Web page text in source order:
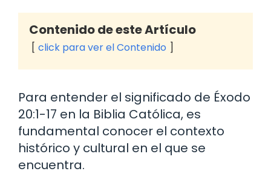
Contenido de este Artículo
click para ver el Contenido
Para entender el significado de Éxodo
20:1-17 en la Biblia Católica, es
fundamental conocer el contexto
histórico y cultural en el que se
encuentra.